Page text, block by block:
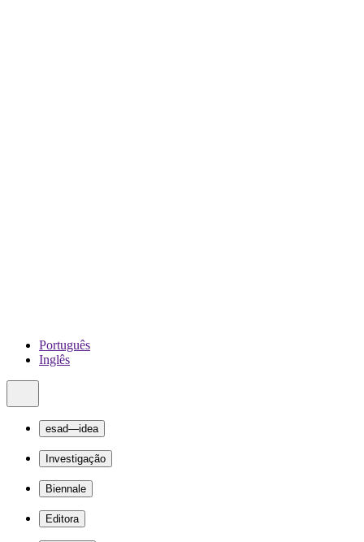
Português
Inglês
esad—idea
Investigação
Biennale
Editora